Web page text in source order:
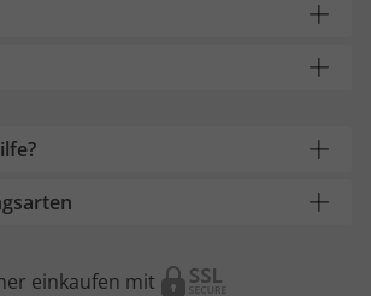
einkaufen mit